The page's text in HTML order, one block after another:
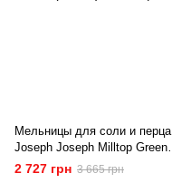
Мельницы для соли и перца
Joseph Joseph Milltop Green
(20182)
2 727 грн 3 665 грн